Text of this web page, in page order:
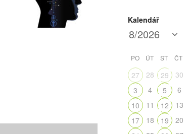
Kalendář
PO ÚT ST ČT
27 28 29 30
3
4 5 6
10
11 12 13
17
18 19 20